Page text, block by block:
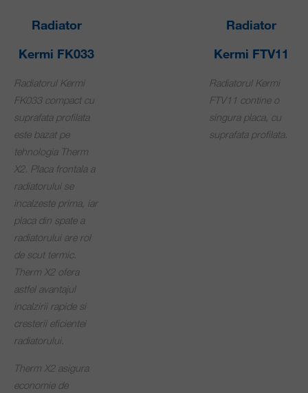
Radiator
Kermi FK033
Radiatorul Kermi
FK033 compact cu
suprafata profilata
este bazat pe
tehnologia Therm
X2. Placa frontala a
radiatorului se
incalzeste prima, iar
placa din spate a
radiatorului are rol
de scut termic.
Therm X2 ofera
astfel avantajul
incalzirii rapide si
cresterii eficientei
radiatorului.
Therm X2 asigura
economie de
Radiator
Kermi FTV11
Radiatorul Kermi
FTV11 contine o
singura placa, cu
suprafata profilata.